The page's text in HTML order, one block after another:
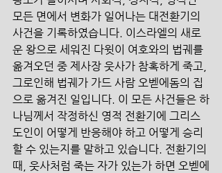
모든 면에서 변화가 일어나는 대전환기의
사건을 기록하였습니다. 이스라엘의 새로
운 왕으로 세워진 다윗이 여호와의 법궤를
옮겨오던 중 제사장 웃사가 참혹하게 죽고,
그로인해 법궤가 가드 사람 오벧에돔의 집
으로 옮겨진 일입니다. 이 모든 사건들은 하
나님께서 작정하신 영적 전환기에 그리스
도인이 어떻게 반응해야 하고 어떻게 승리
할 수 있는지를 말하고 있습니다. 전환기의
때, 웃사처럼 죽는 자가 있는가 하면 오벧에